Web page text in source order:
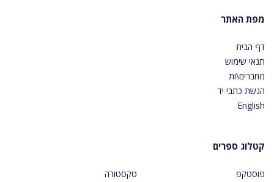
מפת האתר
דף הבית
תנאי שימוש
מחברים\ות
הגשת כתבי יד
English
קטלוג ספרים
פוסטקפ
טקסטורה